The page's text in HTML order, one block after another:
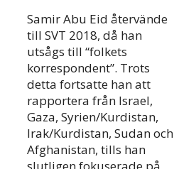
Samir Abu Eid återvände
till SVT 2018, då han
utsågs till “folkets
korrespondent”. Trots
detta fortsatte han att
rapportera från Israel,
Gaza, Syrien/Kurdistan,
Irak/Kurdistan, Sudan och
Afghanistan, tills han